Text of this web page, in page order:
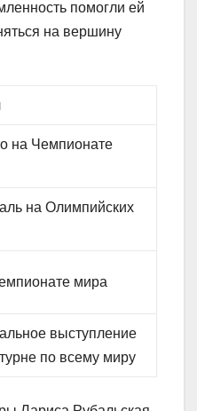
помогли ей
на вершину
на Чемпионате
на Олимпийских
мира
выступление
по всему миру